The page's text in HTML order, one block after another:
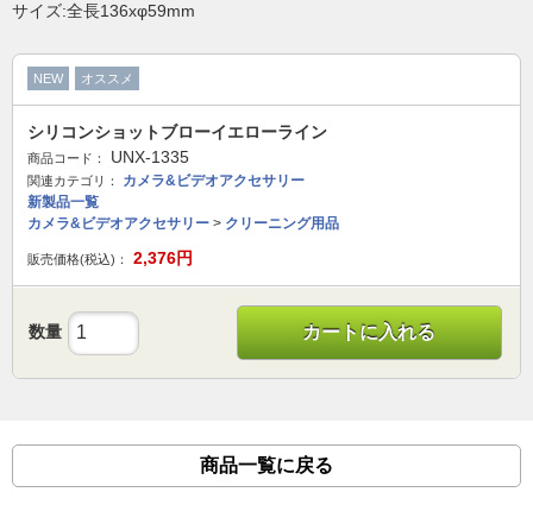
サイズ:全長136xφ59mm
NEW オススメ
シリコンショットブローイエローライン
商品コード： UNX-1335
関連カテゴリ：
カメラ&ビデオアクセサリー
新製品一覧
カメラ&ビデオアクセサリー > クリーニング用品
販売価格(税込)： 2,376円
数量 カートに入れる
商品一覧に戻る